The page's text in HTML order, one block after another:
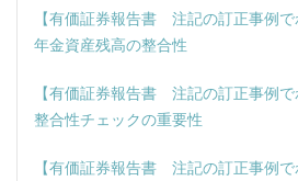
【有価証券報告書 注記の訂正事例で
年金資産残高の整合性
【有価証券報告書 注記の訂正事例で
整合性チェックの重要性
【有価証券報告書 注記の訂正事例で